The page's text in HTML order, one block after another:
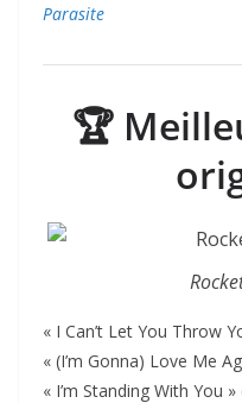
Parasite
🏆
« I Can’t Let You Throw
« (I’m Gonna) Love Me
« I’m Standing With You »